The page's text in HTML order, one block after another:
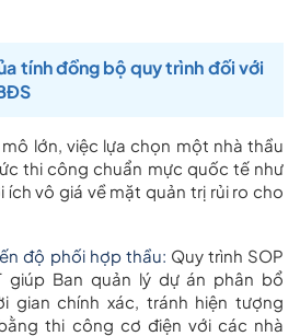
tính đồng bộ quy trình đối với
lớn, việc lựa chọn một nhà thầu
thi công chuẩn mực quốc tế như
ích vô giá về mặt quản trị rủi ro cho
độ phối hợp thầu: Quy trình SOP
giúp Ban quản lý dự án phân bổ
gian chính xác, tránh hiện tượng
thi công cơ điện với các nhà